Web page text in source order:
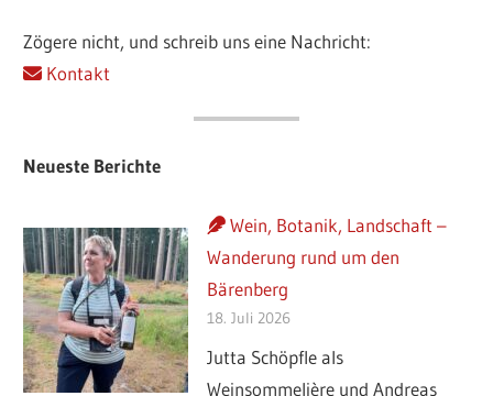
Zögere nicht, und schreib uns eine Nachricht:
Kontakt
Neueste Berichte
Wein, Botanik, Landschaft –
Wanderung rund um den
Bärenberg
18. Juli 2026
Jutta Schöpfle als
Weinsommelière und Andreas